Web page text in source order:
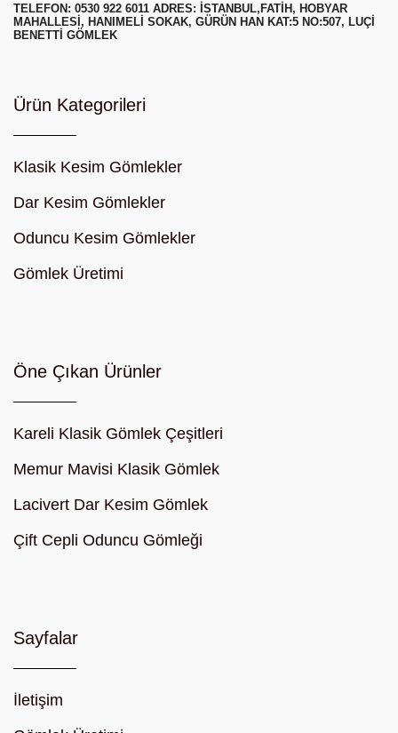
TELEFON: 0530 922 6011 ADRES: ISTANBUL,FATIH, HOBYAR
MAHALLESI, HANIMELI SOKAK, GÜRÜN HAN KAT:5 NO:507, LUÇI
BENETTI GÖMLEK
Ürün Kategorileri
Klasik Kesim Gömlekler
Dar Kesim Gömlekler
Oduncu Kesim Gömlekler
Gömlek Üretimi
Öne Çıkan Ürünler
Kareli Klasik Gömlek Çeşitleri
Memur Mavisi Klasik Gömlek
Lacivert Dar Kesim Gömlek
Çift Cepli Oduncu Gömleği
Sayfalar
İletişim